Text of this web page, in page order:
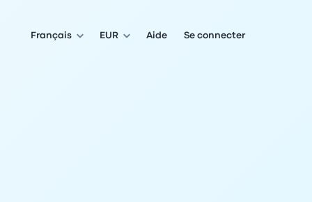
Français EUR Aide Se connecter